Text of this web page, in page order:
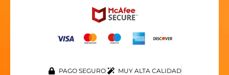
PAGO SEGURO
MUY ALTA CALIDAD